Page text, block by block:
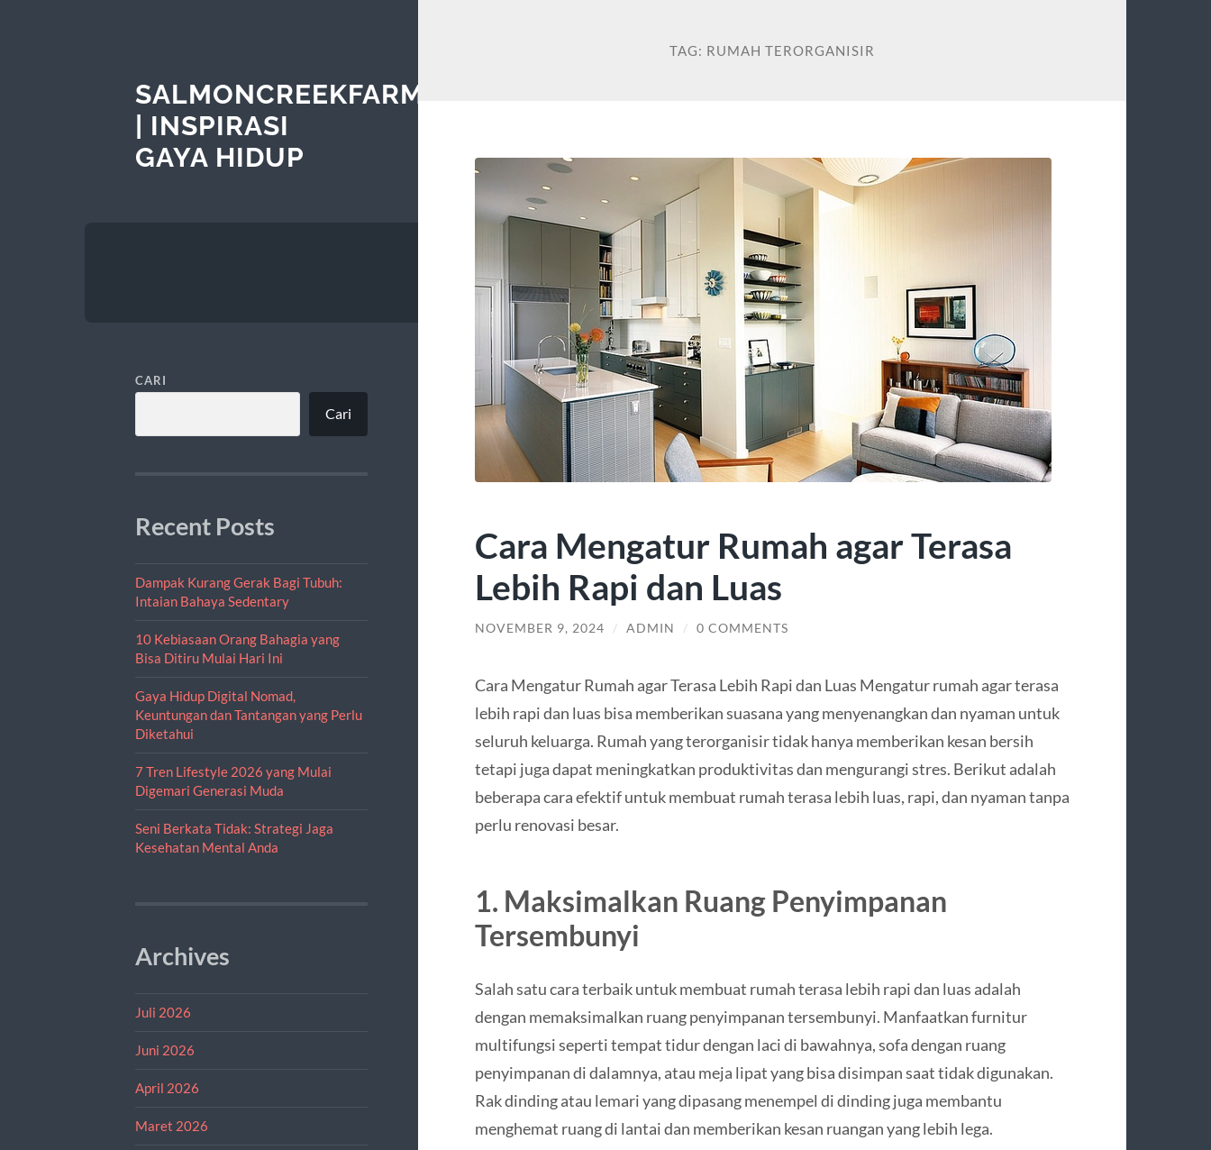
SALMONCREEKFARMS
| INSPIRASI
GAYA HIDUP
CARI
Cari
Recent Posts
Dampak Kurang Gerak Bagi Tubuh:
Intaian Bahaya Sedentary
10 Kebiasaan Orang Bahagia yang
Bisa Ditiru Mulai Hari Ini
Gaya Hidup Digital Nomad,
Keuntungan dan Tantangan yang Perlu
Diketahui
7 Tren Lifestyle 2026 yang Mulai
Digemari Generasi Muda
Seni Berkata Tidak: Strategi Jaga
Kesehatan Mental Anda
Archives
Juli 2026
Juni 2026
April 2026
Maret 2026
TAG: RUMAH TERORGANISIR
Cara Mengatur Rumah agar Terasa
Lebih Rapi dan Luas
NOVEMBER 9, 2024 / ADMIN / 0 COMMENTS
Cara Mengatur Rumah agar Terasa Lebih Rapi dan Luas Mengatur rumah agar terasa
lebih rapi dan luas bisa memberikan suasana yang menyenangkan dan nyaman untuk
seluruh keluarga. Rumah yang terorganisir tidak hanya memberikan kesan bersih
tetapi juga dapat meningkatkan produktivitas dan mengurangi stres. Berikut adalah
beberapa cara efektif untuk membuat rumah terasa lebih luas, rapi, dan nyaman tanpa
perlu renovasi besar.
1. Maksimalkan Ruang Penyimpanan
Tersembunyi
Salah satu cara terbaik untuk membuat rumah terasa lebih rapi dan luas adalah
dengan memaksimalkan ruang penyimpanan tersembunyi. Manfaatkan furnitur
multifungsi seperti tempat tidur dengan laci di bawahnya, sofa dengan ruang
penyimpanan di dalamnya, atau meja lipat yang bisa disimpan saat tidak digunakan.
Rak dinding atau lemari yang dipasang menempel di dinding juga membantu
menghemat ruang di lantai dan memberikan kesan ruangan yang lebih lega.